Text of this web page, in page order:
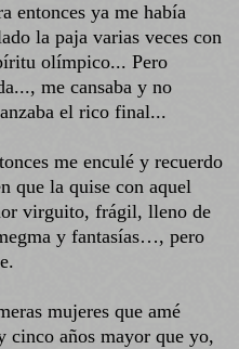
entonces ya me había
la paja varias veces con
olímpico... Pero
me cansaba y no
el rico final...
me enculé y recuerdo
que la quise con aquel
virguito, frágil, lleno de
y fantasías…, pero
mujeres que amé
cinco años mayor que yo,